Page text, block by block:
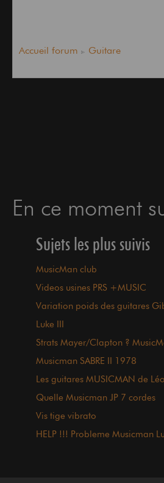
Accueil forum Guitare
En ce moment
Sujets les plus suivis
MusicMan club
Videos usines PRS +MUSIC
Variation poids des guitares
Luke III
Strats Mayer/Clapton ?
Musicman SABRE II 1978
Les guitares MUSICMAN de
Quelle Musicman JP 7 cordes
Vis tige vibrato
HELP !!! Probleme Musicman